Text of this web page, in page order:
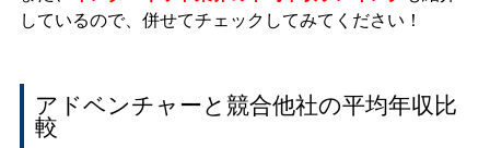
しているので、併せてチェックしてみてください！
アドベンチャーと競合他社の平均年収比
較